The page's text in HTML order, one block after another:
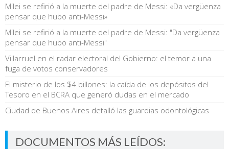
Milei se refirió a la muerte del padre de Messi: «Da vergüenza
pensar que hubo anti-Messi»
Milei se refirió a la muerte del padre de Messi: "Da vergüenza
pensar que hubo anti-Messi"
Villarruel en el radar electoral del Gobierno: el temor a una
fuga de votos conservadores
El misterio de los $4 billones: la caída de los depósitos del
Tesoro en el BCRA que generó dudas en el mercado
Ciudad de Buenos Aires detalló las guardias odontológicas
DOCUMENTOS MÁS LEÍDOS: